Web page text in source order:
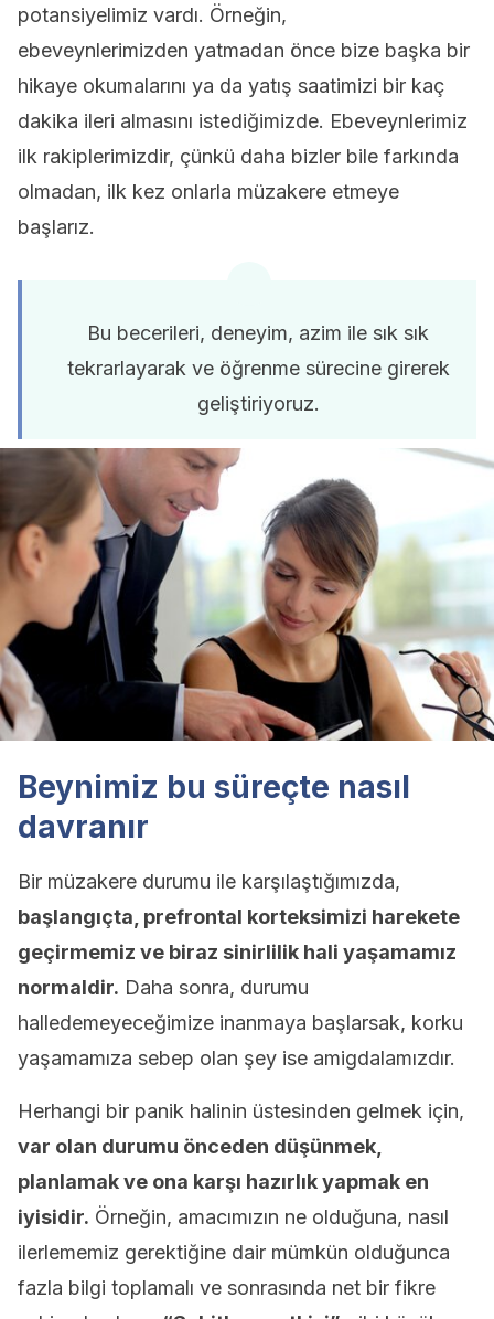
potansiyelimiz vardı. Örneğin,
ebeveynlerimizden yatmadan önce bize başka bir
hikaye okumalarını ya da yatış saatimizi bir kaç
dakika ileri almasını istediğimizde. Ebeveynlerimiz
ilk rakiplerimizdir, çünkü daha bizler bile farkında
olmadan, ilk kez onlarla müzakere etmeye
başlarız.
Bu becerileri, deneyim, azim ile sık sık
tekrarlayarak ve öğrenme sürecine girerek
geliştiriyoruz.
Beynimiz bu süreçte nasıl
davranır
Bir müzakere durumu ile karşılaştığımızda,
başlangıçta, prefrontal korteksimizi harekete
geçirmemiz ve biraz sinirlilik hali yaşamamız
normaldir. Daha sonra, durumu
halledemeyeceğimize inanmaya başlarsak, korku
yaşamamıza sebep olan şey ise amigdalamızdır.
Herhangi bir panik halinin üstesinden gelmek için,
var olan durumu önceden düşünmek,
planlamak ve ona karşı hazırlık yapmak en
iyisidir. Örneğin, amacımızın ne olduğuna, nasıl
ilerlememiz gerektiğine dair mümkün olduğunca
fazla bilgi toplamalı ve sonrasında net bir fikre